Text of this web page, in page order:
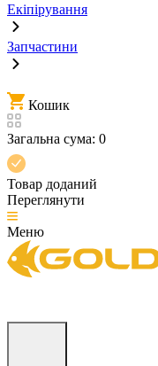
Екіпірування
Запчастини
Кошик
Загальна сума: 0
Товар доданий
Переглянути
Меню